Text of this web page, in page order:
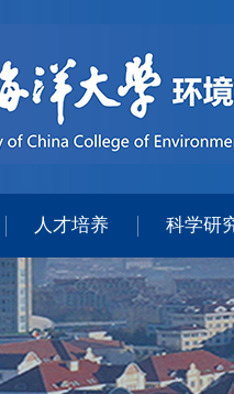
人才培养 科学研